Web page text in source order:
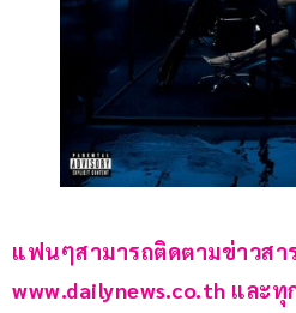
แฟนๆสามารถติดตามข่าวสา
www.dailynews.co.th และ